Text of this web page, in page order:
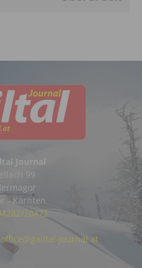
Journal
99
- Kärnten
20472
office@gailtal-journal.at